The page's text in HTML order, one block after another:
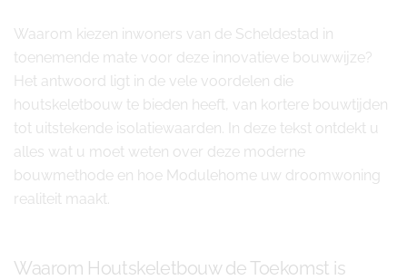
Waarom kiezen inwoners van de Scheldestad in
toenemende mate voor deze innovatieve bouwwijze?
Het antwoord ligt in de vele voordelen die
houtskeletbouw te bieden heeft, van kortere bouwtijden
tot uitstekende isolatiewaarden. In deze tekst ontdekt u
alles wat u moet weten over deze moderne
bouwmethode en hoe Modulehome uw droomwoning
realiteit maakt.
Waarom Houtskeletbouw de Toekomst is